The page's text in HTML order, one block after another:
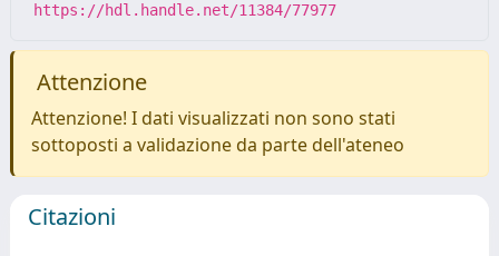
https://hdl.handle.net/11384/77977
Attenzione
Attenzione! I dati visualizzati non sono stati
sottoposti a validazione da parte dell'ateneo
Citazioni